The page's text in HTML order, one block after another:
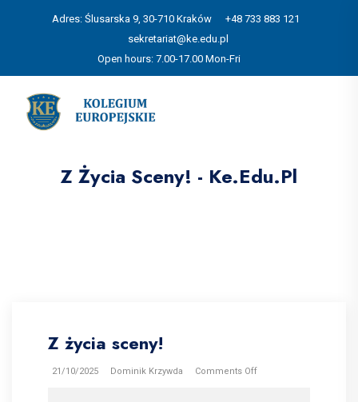
Adres: Ślusarska 9, 30-710 Kraków
+48 733 883 121
sekretariat@ke.edu.pl
Open hours: 7.00-17.00 Mon-Fri
Z Życia Sceny! - Ke.edu.pl
Z życia sceny!
21/10/2025 Dominik Krzywda Comments Off